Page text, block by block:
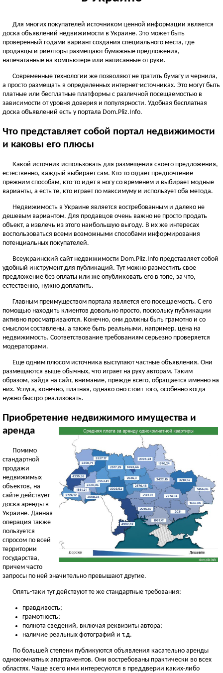
Бахмач
Смотреть всё
ЧЕРНОВИЦКАЯ ОБЛАСТЬ
Черновцы
Новоднестровск
Вижница
Смотреть всё
Севастополь
Керчь
Смотреть всё
Для многих покупателей источником ценной информации является
доска объявлений недвижимости в Украине. Это может быть
проверенный годами вариант создания специального места, где
продавцы и риелторы размещают бумажные предложения,
напечатанные на компьютере или написанные от руки.
Современные технологии же позволяют не тратить бумагу и чернила,
а просто размещать в определенных интернет-источниках. Это могут быть
платные или бесплатные платформы с различной посещаемостью в
зависимости от уровня доверия и популярности. Удобная бесплатная
доска объявлений есть у портала Dom.Pliz.Info.
Что представляет собой портал недвижимости
и каковы его плюсы
Какой источник использовать для размещения своего предложения,
естественно, каждый выбирает сам. Кто-то отдает предпочтение
прежним способам, кто-то идет в ногу со временем и выбирает модные
варианты, а есть те, кто играет по максимуму и использует оба метода.
Недвижимость в Украине является востребованным и далеко не
дешевым вариантом. Для продавцов очень важно не просто продать
объект, а извлечь из этого наибольшую выгоду. В их же интересах
воспользоваться всеми возможными способами информирования
потенциальных покупателей.
Всеукраинский сайт недвижимости Dom.Pliz.Info представляет собой
удобный инструмент для публикаций. Тут можно разместить свое
предложение без оплаты или же опубликовать его в топе, за что,
естественно, нужно доплатить.
Главным преимуществом портала является его посещаемость. С его
помощью находить клиентов довольно просто, поскольку публикации
активно просматриваются. Конечно, они должны быть грамотно и со
смыслом составлены, а также быть реальными, например, цена на
недвижимость. Соответствование требованиям серьезно проверяется
модераторами.
Еще одним плюсом источника выступают частные объявления. Они
размещаются выше обычных, что играет на руку авторам. Таким
образом, зайдя на сайт, внимание, прежде всего, обращается именно на
них. Услуга, конечно, платная, однако оно стоит того, особенно когда
нужно быстро реализовать.
Приобретение недвижимого имущества и
аренда
Помимо
стандартной
продажи
недвижимых
объектов, на
сайте действует
доска аренды в
Украине. Данная
операция также
пользуется
спросом по всей
территории
государства,
причем часто
запросы по ней значительно превышают другие.
Опять-таки тут действуют те же стандартные требования:
правдивость;
грамотность;
полнота сведений, включая реквизиты автора;
наличие реальных фотографий и т.д.
По большей степени публикуются объявления касательно аренды
однокомнатных апартаментов. Они востребованы практически во всех
областях. Чаще всего ими интересуются в преддверии каких-либо